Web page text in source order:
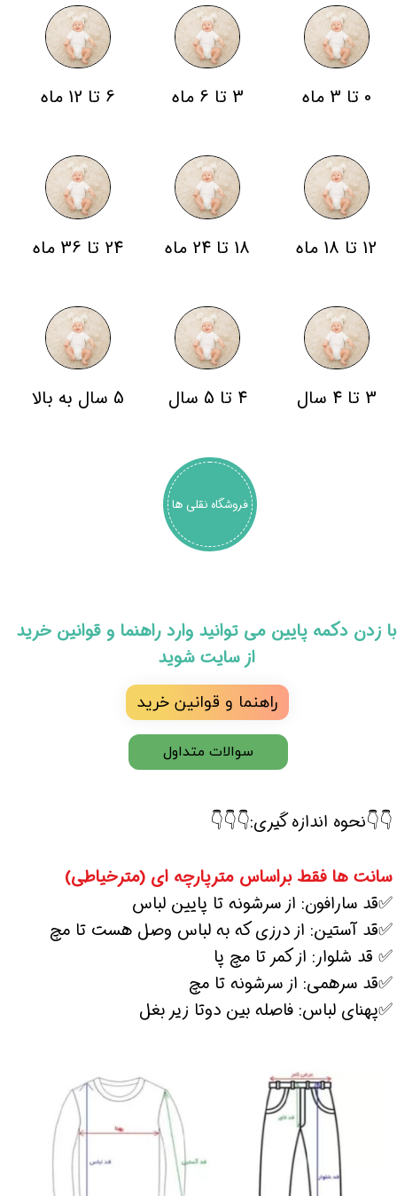
0 تا 3 ماه 3 تا 6 ماه 6 تا 12 ماه
12 تا 18 ماه 18 تا 24 ماه 24 تا 36 ماه
3 تا 4 سال 4 تا 5 سال 5 سال به بالا
فروشگاه نقلی ها
​​با زدن دکمه پایین می توانید وارد راهنما و قوانین خرید
از سایت شوید
راهنما و قوانین خرید
👇👇نحوه اندازه گیری:👇👇👇
سانت ها فقط براساس مترپارچه ای (مترخیاطی)
✅قد سارافون: از سرشونه تا پایین لباس
✅قد آستین: از درزی که به لباس وصل هست تا مچ
✅ قد شلوار: از کمر تا مچ پا
✅قد سرهمی: از سرشونه تا مچ
✅پهنای لباس: فاصله بین دوتا زیر بغل
سوالات متداول